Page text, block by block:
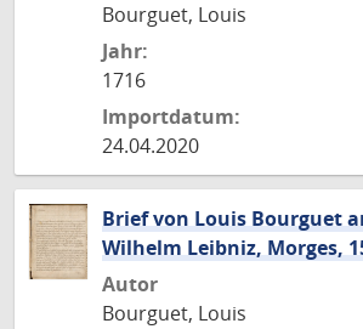
Bourguet, Louis
Jahr:
1716
Importdatum:
24.04.2020
Brief von Louis Bourguet
Wilhelm Leibniz, Morges,
Autor
Bourguet, Louis